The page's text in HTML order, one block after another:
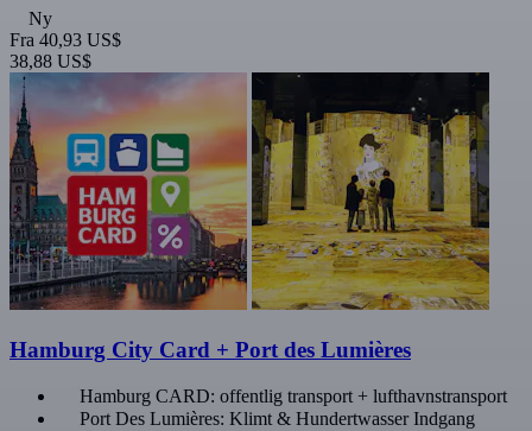
Ny
Fra 40,93 US$
38,88 US$
Hamburg City Card + Port des Lumières
Hamburg CARD: offentlig transport + lufthavnstransport
Port Des Lumières: Klimt & Hundertwasser Indgang